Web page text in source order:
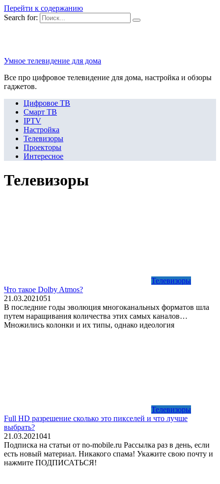
Перейти к содержанию
Search for:
Умное телевидение для дома
Все про цифровое телевидение для дома, настройка и обзоры
гаджетов.
Цифровое ТВ
Смарт ТВ
IPTV
Настройка
Телевизоры
Проекторы
Интересное
Телевизоры
Телевизоры
Что такое Dolby Atmos?
21.03.2021051
В последние годы эволюция многоканальных форматов шла
путем наращивания количества этих самых каналов…
Множились колонки и их типы, однако идеология
Телевизоры
Full HD разрешение сколько это пикселей и что лучше
выбрать?
21.03.2021041
Подписка на статьи от no-mobile.ru Рассылка раз в день, если
есть новый материал. Никакого спама! Укажите свою почту и
нажмите ПОДПИСАТЬСЯ!